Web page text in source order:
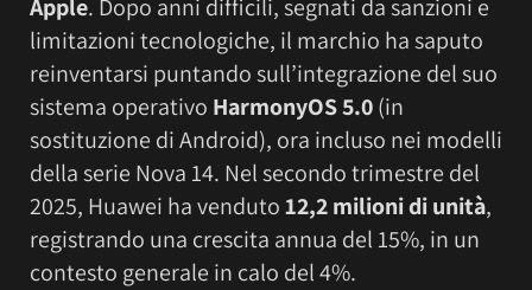
Apple. Dopo anni difficili, segnati da sanzioni e
limitazioni tecnologiche, il marchio ha saputo
reinventarsi puntando sull’integrazione del suo
sistema operativo HarmonyOS 5.0(in
sostituzione di Android), ora incluso nei modelli
della serie Nova 14. Nel secondo trimestre del
2025, Huawei ha venduto12,2 milioni di unità,
registrando una crescita annua del 15%, in un
contesto generale in calo del 4%.